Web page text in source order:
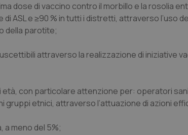
dose di vaccino contro il morbillo e la rosolia
ASL e ≥90 % in tutti i distretti, attraverso l’uso
della parotite;
attraverso la realizzazione di iniziative
con particolare attenzione per: operatori
gruppi etnici, attraverso l’attuazione di azioni
a meno del 5%;